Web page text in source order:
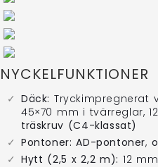
NYCKELFUNKTIONER
Däck: Tryckimpregnerat
45×70 mm i tvärreglar,
träskruv (C4-klassat)
Pontoner: AD-pontoner,
Hytt (2,5 x 2,2 m): 12